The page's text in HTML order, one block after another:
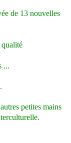
de 13 nouvelles
...
petites mains